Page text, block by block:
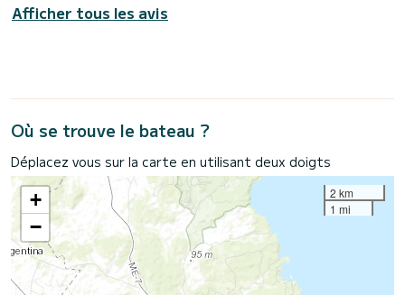
Afficher tous les avis
Où se trouve le bateau ?
Déplacez vous sur la carte en utilisant deux doigts
+
−
2 km
1 mi